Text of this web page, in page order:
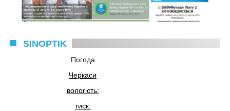
SINOPTIK
Погода
Черкаси
вологість:
тиск: